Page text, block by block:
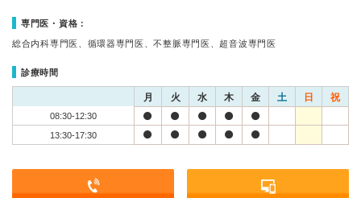
専門医・資格：
総合内科専門医、循環器専門医、不整脈専門医、超音波専門医
診療時間
月 火 水 木 金 土 日 祝
08:30-12:30
13:30-17:30